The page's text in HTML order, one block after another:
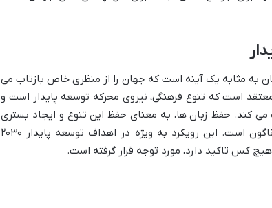
به مثابه یک آینه است که جهان را از منظری خاص بازتاب می
است که تنوع فرهنگی، نیروی محرکه توسعه پایدار است و
کند. حفظ زبان ها، به معنای حفظ این تنوع و ایجاد بستری
برای تبادل ایده ها و تجربیات میان فرهنگ های گوناگون است. این رویکرد به ویژه در اهداف توسعه پایدار ۲۰۳۰
کس تاکید دارد، مورد توجه قرار گرفته است.